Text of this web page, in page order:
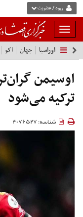
ورود / عضویت
بار
و
بسته
نمودن
اوراسیا جهان اکو
اوسیمن
ترکیه می‌شود
شناسه: 4076527